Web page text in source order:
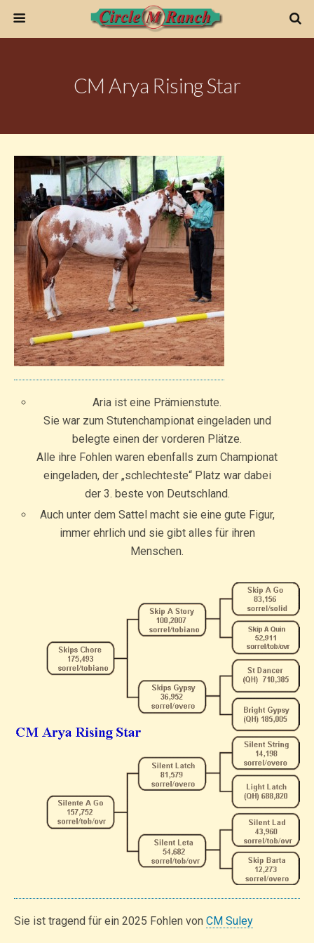
CM Arya Rising Star
Aria ist eine Prämienstute.
Sie war zum Stutenchampionat eingeladen und
belegte einen der vorderen Plätze.
Alle ihre Fohlen waren ebenfalls zum Championat
eingeladen, der „schlechteste“ Platz war dabei
der 3. beste von Deutschland.
Auch unter dem Sattel macht sie eine gute Figur,
immer ehrlich und sie gibt alles für ihren
Menschen.
Sie ist tragend für ein 2025 Fohlen von CM Suley